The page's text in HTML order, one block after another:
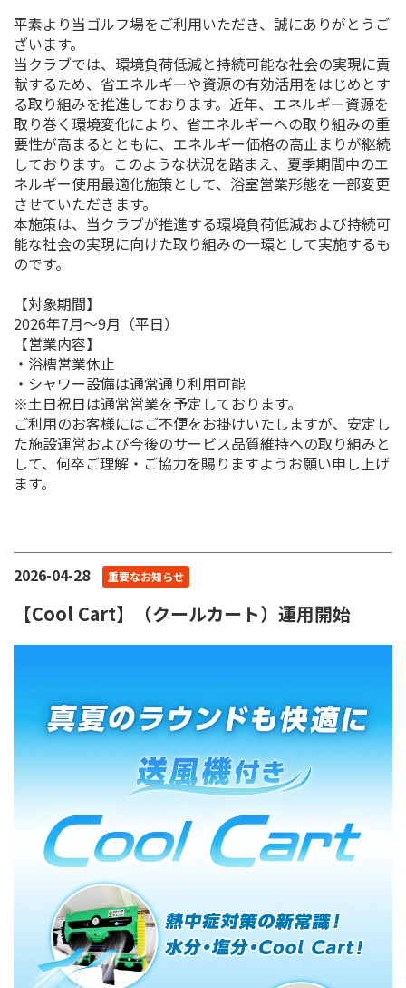
平素より当ゴルフ場をご利用いただき、誠にありがとうご
ざいます。
当クラブでは、環境負荷低減と持続可能な社会の実現に貢
献するため、省エネルギーや資源の有効活用をはじめとす
る取り組みを推進しております。近年、エネルギー資源を
取り巻く環境変化により、省エネルギーへの取り組みの重
要性が高まるとともに、エネルギー価格の高止まりが継続
しております。このような状況を踏まえ、夏季期間中のエ
ネルギー使用最適化施策として、浴室営業形態を一部変更
させていただきます。
本施策は、当クラブが推進する環境負荷低減および持続可
能な社会の実現に向けた取り組みの一環として実施するも
のです。
【対象期間】
2026年7月〜9月（平日）
【営業内容】
・浴槽営業休止
・シャワー設備は通常通り利用可能
※土日祝日は通常営業を予定しております。
ご利用のお客様にはご不便をお掛けいたしますが、安定し
た施設運営および今後のサービス品質維持への取り組みと
して、何卒ご理解・ご協力を賜りますようお願い申し上げ
ます。
2026-04-28 重要なお知らせ
【Cool Cart】（クールカート）運用開始